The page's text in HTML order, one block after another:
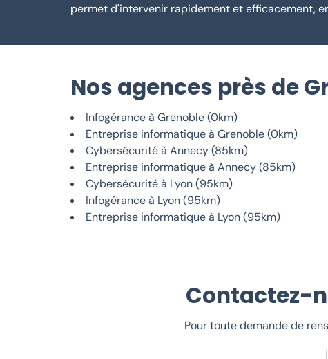
permet d'intervenir rapidement et efficacement,
Nos agences près de
Infogérance à Grenoble (0km)
Entreprise informatique à Grenoble (0km)
Cybersécurité à Annecy (85km)
Entreprise informatique à Annecy (85km)
Cybersécurité à Lyon (95km)
Infogérance à Lyon (95km)
Entreprise informatique à Lyon (95km)
Contactez-
Pour toute demande de